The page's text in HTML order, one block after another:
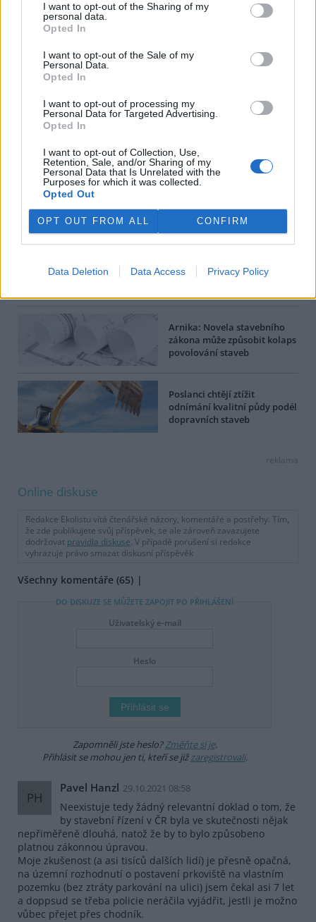
I want to opt-out of the Sharing of my
personal data.
Opted In
I want to opt-out of the Sale of my
Personal Data.
Opted In
I want to opt-out of processing my
Personal Data for Targeted Advertising.
Opted In
I want to opt-out of Collection, Use,
Retention, Sale, and/or Sharing of my
Personal Data that Is Unrelated with the
Purposes for which it was collected.
Opted Out
OPT OUT FROM ALL CONFIRM
Data Deletion Data Access Privacy Policy
JUDr. Petr Svoboda, Ph.D. je expert na správní právo,
vyučuje na Právnické fakultě UK, Mgr. Petra Kolínská
pracuje v asociaci nevládních organizací Zelený kruh.
tisknout
Ekolist.cz nabízí v rubrice Názory a komentáře prostor pro
otevřenou diskuzi. V žádném případě ale nejsou zde publikované
texty názorem Ekolistu nebo jeho vydavatele, nýbrž jen a pouze
názorem autora daného textu. Svůj názor nám můžete poslat na
ekolist@ekolist.cz.
Dále čtěte |
podle aktivistů
upřednostňuje developery
Arnika: Novela stavebního
zákona může způsobit kolaps
povolování staveb
Poslanci chtějí ztížit
odnímání kvalitní půdy podél
dopravních staveb
reklama
Online diskuse
Redakce Ekolistu vítá čtenářské názory, komentáře a postřehy. Tím,
že zde publikujete svůj příspěvek, se ale zároveň zavazujete
dodržovat pravidla diskuse. V případě porušení si redakce
vyhrazuje právo smazat diskusní příspěvěk
Všechny komentáře (65)
DO DISKUZE SE MŮŽETE ZAPOJIT PO PŘIHLÁŠENÍ
Uživatelský e-mail
Heslo
Zapomněli jste heslo?Změňte si je.
Přihlásit se mohou jen ti, kteří se jižzaregistrovali.
PH
Pavel Hanzl 29.10.2021 08:58
Neexistuje tedy žádný relevantní doklad o tom, že
by stavební řízení v ČR byla ve skutečnosti nějak
nepřiměřeně dlouhá, natož že by to bylo způsobeno
platnou zákonnou úpravou.
Moje zkušenost (a asi tisíců dalších lidí) je přesně opačná,
na územní rozhodnutí o postavení prkoviště na vlastním
pozemku (bez ztráty parkování na ulici) jsem čekal asi 7 let
a doppsud se třeba policie neráčila vyjádřit, jestli je možno
vůbec přejet přes chodník.